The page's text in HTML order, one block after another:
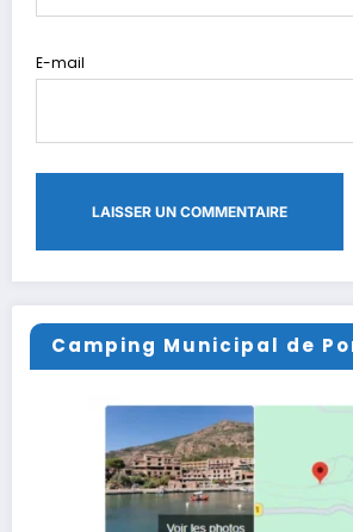
E-mail
Camping Municipal de